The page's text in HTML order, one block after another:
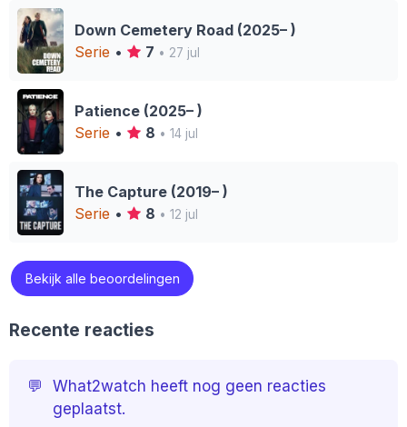
Down Cemetery Road (2025– )
Serie • 7 • 27 jul
Patience (2025– )
Serie • 8 • 14 jul
The Capture (2019– )
Serie • 8 • 12 jul
Bekijk alle beoordelingen
Recente reacties
💬
What2watch heeft nog geen reacties
geplaatst.